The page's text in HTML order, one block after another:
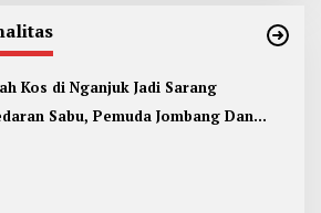
Kos di Nganjuk Jadi Sarang
Sabu, Pemuda Jombang Dan